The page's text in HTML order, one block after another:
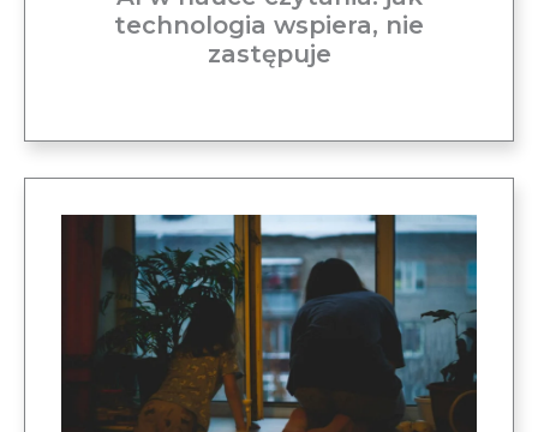
technologia wspiera, nie
zastępuje